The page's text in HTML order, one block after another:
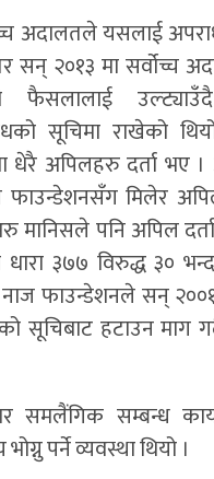
अदालतले यसलाई
सन् २०१३ मा सर्वोच्च
फैसलालाई
सूचिमा राखेको
धेरै अपिलहरु दर्ता भए
फाउन्डेशनसँग मिलेर
मानिसले पनि अपिल
धारा ३७७ विरुद्ध ३०
फाउन्डेशनले सन्
सूचिबाट हटाउन माग
समलैंगिक सम्बन्ध
पर्ने व्यवस्था थियो ।